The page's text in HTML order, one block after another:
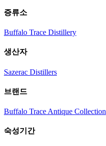
증류소
Buffalo Trace Distillery
생산자
Sazerac Distillers
브랜드
Buffalo Trace Antique Collection
숙성기간